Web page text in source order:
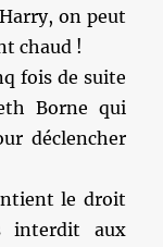
on peut
chaud !
fois de suite
Borne qui
déclencher
le droit
interdit aux